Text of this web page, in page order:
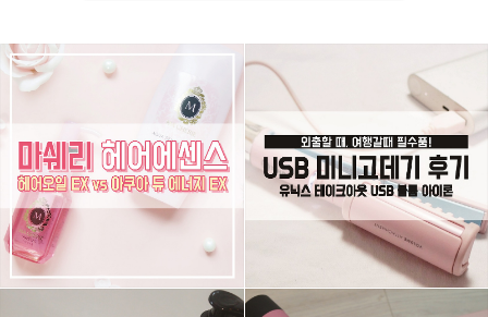
몸도 마음도 모두 예뻐지기 위한 그녀의 영혼을 갈아만든
블로그
구독하기
구독하기 카카오톡 라인 트위터
밴드